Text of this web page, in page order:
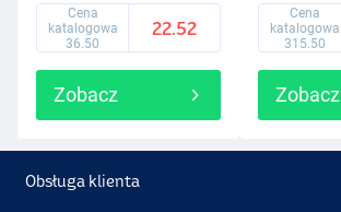
Cena
katalogowa
36.50
22.52
Zobacz
Cena
katalogowa
315.50
Zobacz
Obsługa klienta